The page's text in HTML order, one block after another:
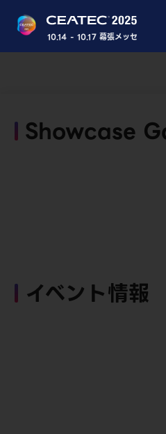
10.14 - 10.17 幕張メッセ
Showcase
イベント情報